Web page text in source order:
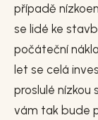
případě
se lidé ke
počáteční
let se celá
proslulé
vám tak bude